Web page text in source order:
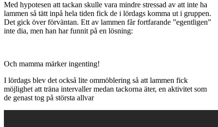
Med hypotesen att tackan skulle vara mindre stressad av att inte ha
lammen så tätt inpå hela tiden fick de i lördags komma ut i gruppen.
Det gick över förväntan. Ett av lammen får fortfarande ”egentligen”
inte dia, men han har funnit på en lösning:
Och mamma märker ingenting!
I lördags blev det också lite ommöblering så att lammen fick
möjlighet att träna intervaller medan tackorna äter, en aktivitet som
de genast tog på största allvar